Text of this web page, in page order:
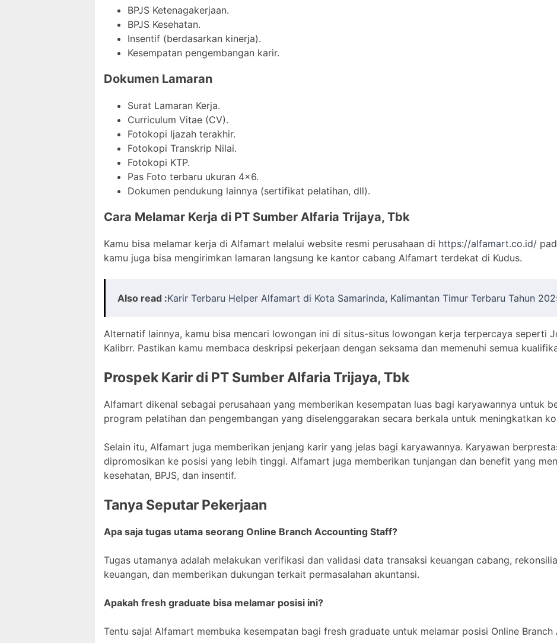
BPJS Ketenagakerjaan.
BPJS Kesehatan.
Insentif (berdasarkan kinerja).
Kesempatan pengembangan karir.
Dokumen Lamaran
Surat Lamaran Kerja.
Curriculum Vitae (CV).
Fotokopi Ijazah terakhir.
Fotokopi Transkrip Nilai.
Fotokopi KTP.
Pas Foto terbaru ukuran 4×6.
Dokumen pendukung lainnya (sertifikat pelatihan, dll).
Cara Melamar Kerja di PT Sumber Alfaria Trijaya, Tbk
Kamu bisa melamar kerja di Alfamart melalui website resmi perusahaan di https://alfamart.co.id/
kamu juga bisa mengirimkan lamaran langsung ke kantor cabang Alfamart terdekat di Kudus.
Also read :Karir Terbaru Helper Alfamart di Kota Samarinda, Kalimantan Timur Terbaru Tahun
Alternatif lainnya, kamu bisa mencari lowongan ini di situs-situs lowongan kerja terpercaya seperti
Kalibrr. Pastikan kamu membaca deskripsi pekerjaan dengan seksama dan memenuhi semua
Prospek Karir di PT Sumber Alfaria Trijaya, Tbk
Alfamart dikenal sebagai perusahaan yang memberikan kesempatan luas bagi karyawannya untuk
program pelatihan dan pengembangan yang diselenggarakan secara berkala untuk meningkatkan
Selain itu, Alfamart juga memberikan jenjang karir yang jelas bagi karyawannya. Karyawan
dipromosikan ke posisi yang lebih tinggi. Alfamart juga memberikan tunjangan dan benefit yang
kesehatan, BPJS, dan insentif.
Tanya Seputar Pekerjaan
Apa saja tugas utama seorang Online Branch Accounting Staff?
Tugas utamanya adalah melakukan verifikasi dan validasi data transaksi keuangan cabang,
keuangan, dan memberikan dukungan terkait permasalahan akuntansi.
Apakah fresh graduate bisa melamar posisi ini?
Tentu saja! Alfamart membuka kesempatan bagi fresh graduate untuk melamar posisi Online